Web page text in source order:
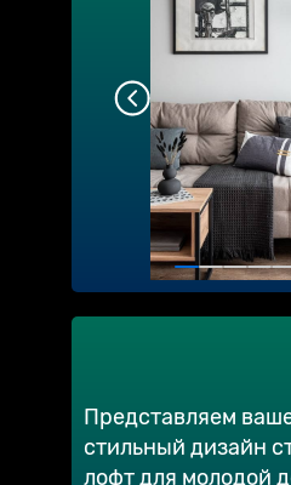
Представляем
стильный дизайн
лофт для молодой